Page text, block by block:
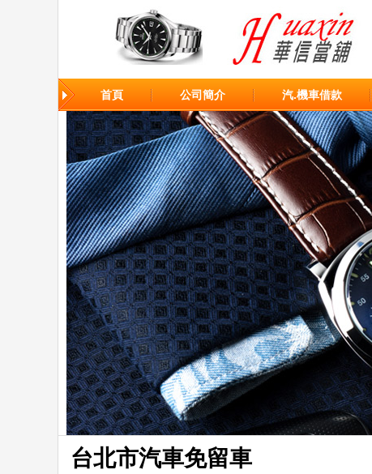
首頁 公司簡介 汽.機車借款
台北當舖 台北市汽車借款免留車
台北市汽車免留車